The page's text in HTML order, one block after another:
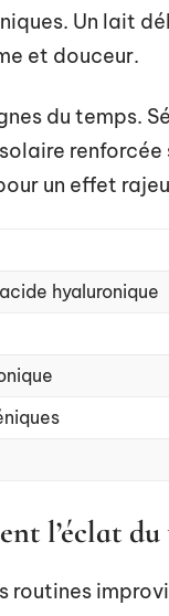
Un lait
et douceur.
du temps.
renforcée
un effet
hyaluronique
l’éclat du
routines